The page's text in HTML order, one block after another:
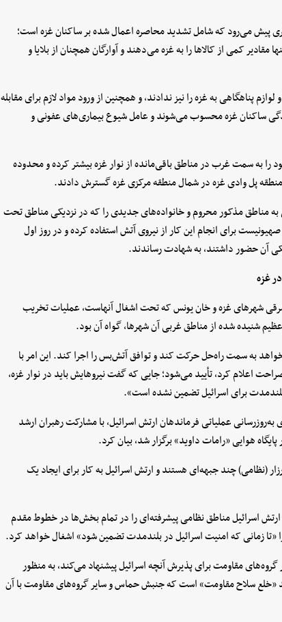
پیش می‌رود که شامل تشدید محاصره اعمال شده بر ساکنان غزه است؛
کمی از کالاها را به غزه می‌دهند و آوارگان همچنان از بلایا و
پناهگاهی به غزه را نیز ندادند، و همچنین از ورود مواد لازم برای مقابله
ساکنان غزه محسوب می‌شوند و عامل شیوع بیماری‌های عفونی و
را به سمت غرب در مناطق باقی‌مانده از نوار غزه بیشتر کرده و محدوده
پل وادی غزه در شمال منطقه مرکزی غزه گسترش دادند.
مناطق مذکور محروم و خانواده‌های جدیدی را که در نزدیکی مناطق تحت
برای انجام این کار از نیروی آتش استفاده کرده و در روز اول
آن حضور داشتند، به شهادت رساندند.
غزه
شرقی شهرهای غزه و خان یونس که تحت اشغال آنهاست، عملیات تخریب
شنیده شده از مناطق غربی آن شهرها، گواه آن بود.
به سمت راه‌حل حرکت کند و توافق آتش‌بس را اجرا کند. این امر با
اعلام کرد، تأیید می‌شود؛ جایی که گفت نیروهایش باید در نوار غزه،
بلندمدت برای اسرائیل تضمین نشده است».
عملیاتی فرماندهان ارتش اسرائیل، با مشارکت رهبران ارشد
هوایی «رامات داوید» برگزار شد، بیان کرد.
(نظامی) چند جبهه‌ای هستند و ارتش اسرائیل به کار برای ایجاد یک
اسرائیل مناطق نظامی پیشرفته‌ای را در تمام بخش‌ها در خطوط مقدم
«تا زمانی که امنیت اسرائیل در بلندمدت تضمین شود» اشغال خواهد کرد.
مقاومت برای پذیرش آنچه اسرائیل پیشنهاد می‌کند، به منظور
«خلع سلاح مقاومت» است که جنبش حماس و سایر گروه‌های مقاومت با آن